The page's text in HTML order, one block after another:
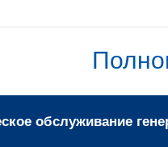
обслуживание